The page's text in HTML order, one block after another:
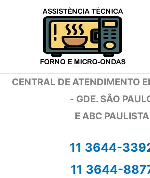
CENTRAL DE ATENDIMENTO
- GDE. SÃO
E ABC PAULISTA
11 3644-
11 3644-